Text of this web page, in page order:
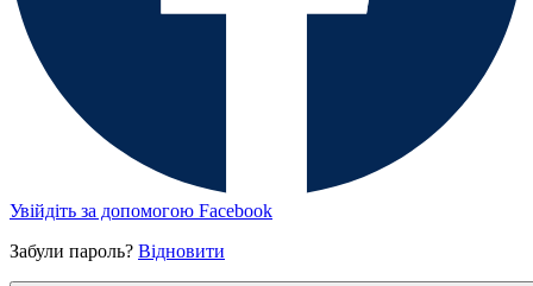
Увійдіть за допомогою Facebook
Забули пароль? Відновити